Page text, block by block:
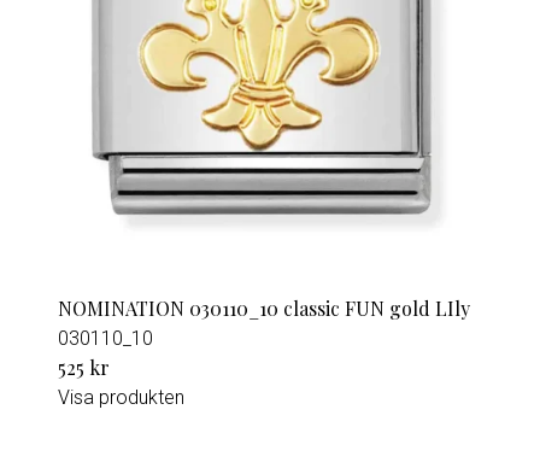
NOMINATION 030110_10 classic FUN gold LIly
030110_10
525 kr
Visa produkten